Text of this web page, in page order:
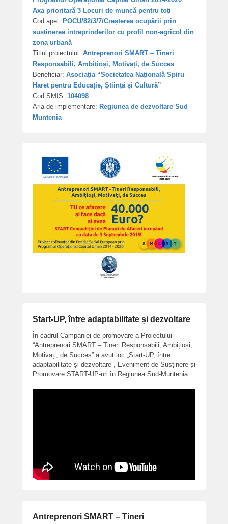
Axa prioritară 3 Locuri de muncă pentru toți
Cod apel: POCU/82/3/7/Creșterea ocupării prin
susținerea intreprinderilor cu profil non-agricol din
zona urbană
Titlul proiectului: Antreprenori SMART – Tineri
Responsabili, Ambițioși, Motivați, de Succes
Beneficiar: Asociația “Societatea Națională Spiru
Haret pentru Educație, Știință și Cultură”
Cod SMIS: 104098
Aria de implementare: Regiunea de dezvoltare Sud
Muntenia
Start-UP, între adaptabilitate și dezvoltare
În cadrul Campaniei de promovare a Proiectului
“Antreprenori SMART – Tineri Responsabili, Ambițioși,
Motivați, de Succes” a avut loc „Start-UP, între
adaptabilitate și dezvoltare”, Eveniment de Susținere și
Promovare START-UP-uri în Regiunea Sud-Muntenia.
Antreprenori SMART – Tineri